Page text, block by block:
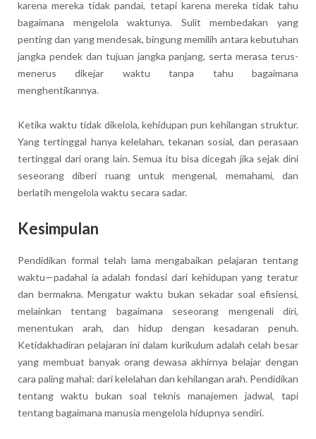
karena mereka tidak pandai, tetapi karena mereka tidak tahu
bagaimana mengelola waktunya. Sulit membedakan yang
penting dan yang mendesak, bingung memilih antara kebutuhan
jangka pendek dan tujuan jangka panjang, serta merasa terus-
menerus dikejar waktu tanpa tahu bagaimana
menghentikannya.
Ketika waktu tidak dikelola, kehidupan pun kehilangan struktur.
Yang tertinggal hanya kelelahan, tekanan sosial, dan perasaan
tertinggal dari orang lain. Semua itu bisa dicegah jika sejak dini
seseorang diberi ruang untuk mengenal, memahami, dan
berlatih mengelola waktu secara sadar.
Kesimpulan
Pendidikan formal telah lama mengabaikan pelajaran tentang
waktu—padahal ia adalah fondasi dari kehidupan yang teratur
dan bermakna. Mengatur waktu bukan sekadar soal efisiensi,
melainkan tentang bagaimana seseorang mengenali diri,
menentukan arah, dan hidup dengan kesadaran penuh.
Ketidakhadiran pelajaran ini dalam kurikulum adalah celah besar
yang membuat banyak orang dewasa akhirnya belajar dengan
cara paling mahal: dari kelelahan dan kehilangan arah. Pendidikan
tentang waktu bukan soal teknis manajemen jadwal, tapi
tentang bagaimana manusia mengelola hidupnya sendiri.